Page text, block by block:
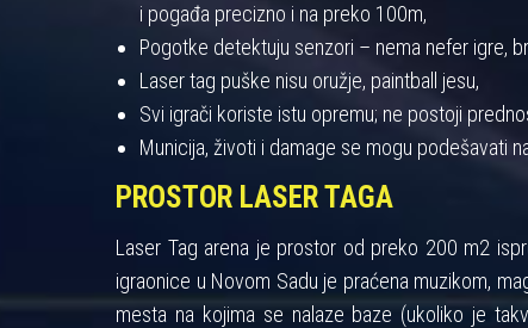
i pogađa precizno i na preko 100m,
Pogotke detektuju senzori – nema nefer igre,
Laser tag puške nisu oružje, paintball jesu,
Svi igrači koriste istu opremu; ne postoji
Municija, životi i damage se mogu podešavati
PROSTOR LASER TAGA
Laser Tag arena je prostor od preko 200 m2
igraonice u Novom Sadu je praćena muzikom,
mesta na kojima se nalaze baze (ukoliko je